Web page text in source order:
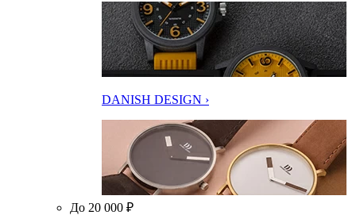
DANISH DESIGN ›
До 20 000 ₽